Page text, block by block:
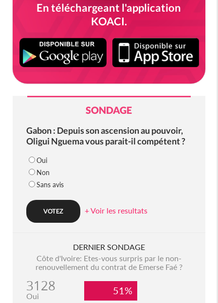
En téléchargeant l'application
KOACI.
SONDAGE
Gabon : Depuis son ascension au pouvoir,
Oligui Nguema vous parait-il compétent ?
Oui
Non
Sans avis
+ Voir les resultats
DERNIER SONDAGE
Côte d'Ivoire: Etes-vous surpris par le non-
renouvellement du contrat de Emerse Faé ?
3128
Oui 51%